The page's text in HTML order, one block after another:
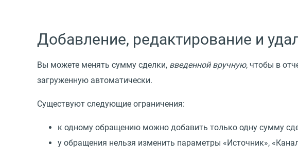
Добавление, редактирование и
Вы можете менять сумму сделки, введенной вручную, чтобы в
загруженную автоматически.
Существуют следующие ограничения:
к одному обращению можно добавить только одну сумму
у обращения нельзя изменить параметры « Источник»,